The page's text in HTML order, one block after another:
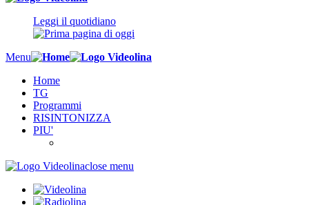
Leggi il quotidiano
Menu
Home
TG
Programmi
RISINTONIZZA
PIU'
close menu